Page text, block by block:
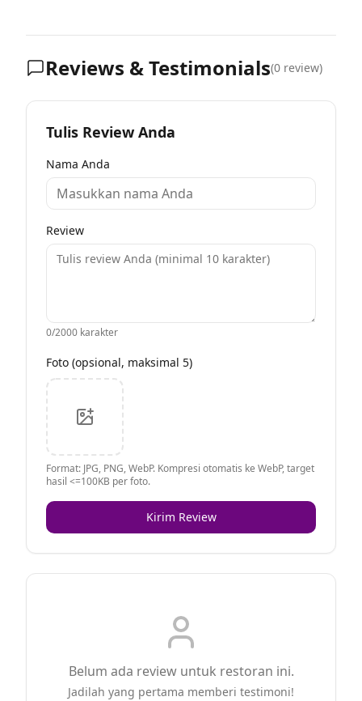
Reviews & Testimonials(0 review)
Tulis Review Anda
Nama Anda
Review
0/2000 karakter
Foto (opsional, maksimal 5)
Format: JPG, PNG, WebP. Kompresi otomatis ke WebP, target
hasil <=100KB per foto.
Kirim Review
Belum ada review untuk restoran ini.
Jadilah yang pertama memberi testimoni!